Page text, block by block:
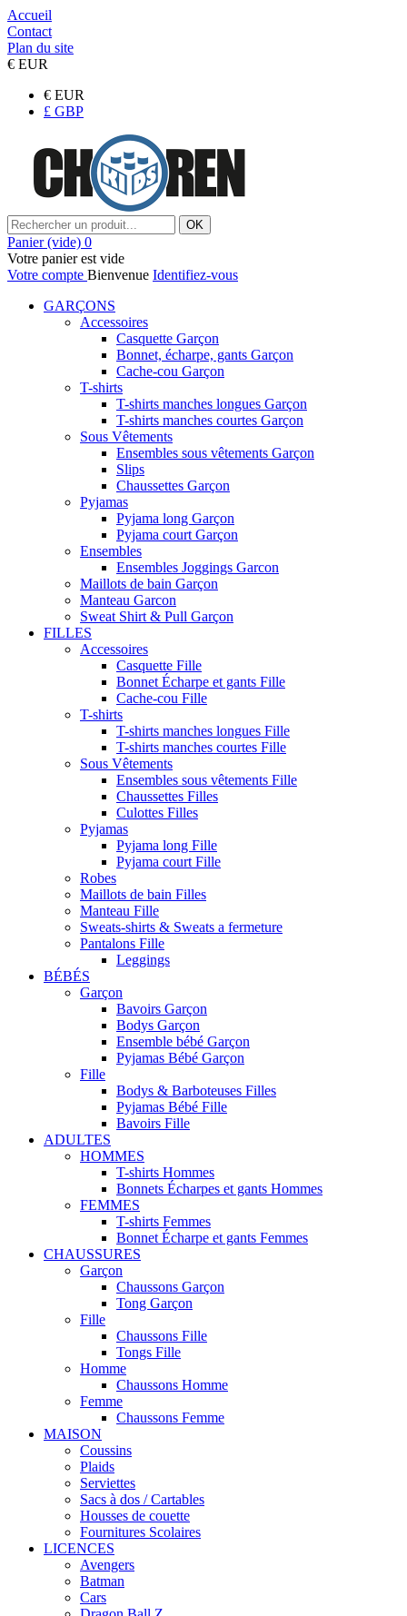
Accueil
Contact
Plan du site
€ EUR
€ EUR
£ GBP
OK
Panier (vide) 0
Votre panier est vide
Votre compte Bienvenue Identifiez-vous
GARÇONS
Accessoires
Casquette Garçon
Bonnet, écharpe, gants Garçon
Cache-cou Garçon
T-shirts
T-shirts manches longues Garçon
T-shirts manches courtes Garçon
Sous Vêtements
Ensembles sous vêtements Garçon
Slips
Chaussettes Garçon
Pyjamas
Pyjama long Garçon
Pyjama court Garçon
Ensembles
Ensembles Joggings Garcon
Maillots de bain Garçon
Manteau Garcon
Sweat Shirt & Pull Garçon
FILLES
Accessoires
Casquette Fille
Bonnet Écharpe et gants Fille
Cache-cou Fille
T-shirts
T-shirts manches longues Fille
T-shirts manches courtes Fille
Sous Vêtements
Ensembles sous vêtements Fille
Chaussettes Filles
Culottes Filles
Pyjamas
Pyjama long Fille
Pyjama court Fille
Robes
Maillots de bain Filles
Manteau Fille
Sweats-shirts & Sweats a fermeture
Pantalons Fille
Leggings
BÉBÉS
Garçon
Bavoirs Garçon
Bodys Garçon
Ensemble bébé Garçon
Pyjamas Bébé Garçon
Fille
Bodys & Barboteuses Filles
Pyjamas Bébé Fille
Bavoirs Fille
ADULTES
HOMMES
T-shirts Hommes
Bonnets Écharpes et gants Hommes
FEMMES
T-shirts Femmes
Bonnet Écharpe et gants Femmes
CHAUSSURES
Garçon
Chaussons Garçon
Tong Garçon
Fille
Chaussons Fille
Tongs Fille
Homme
Chaussons Homme
Femme
Chaussons Femme
MAISON
Coussins
Plaids
Serviettes
Sacs à dos / Cartables
Housses de couette
Fournitures Scolaires
LICENCES
Avengers
Batman
Cars